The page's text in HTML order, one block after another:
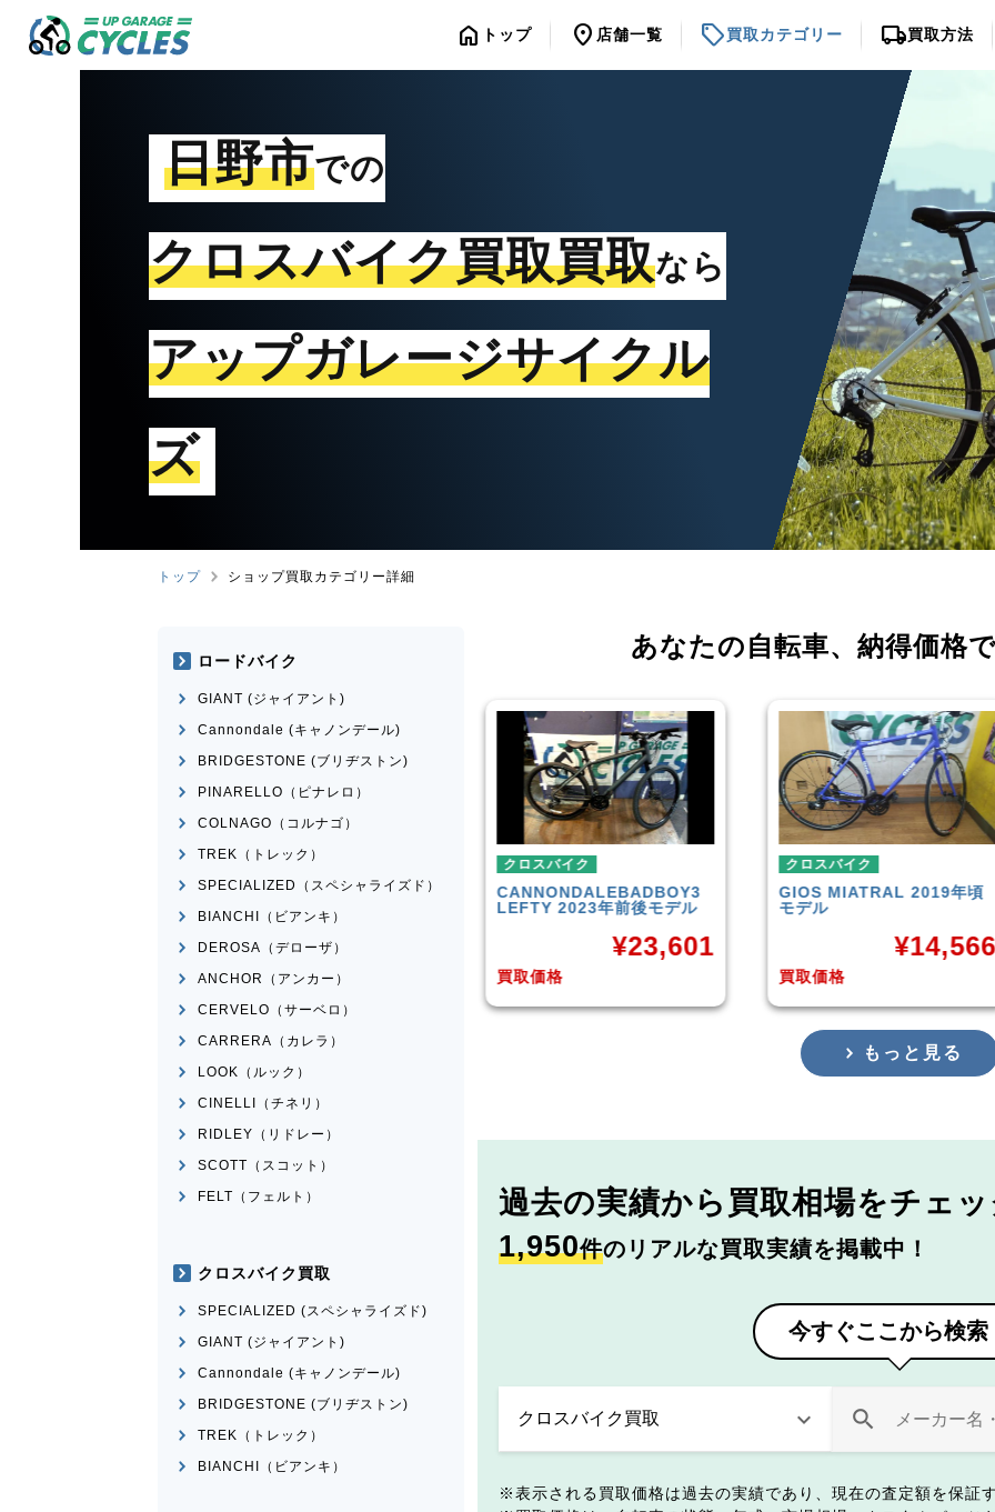
home トップ location_on 店舗一覧 sell買取カテゴリー local_shipping買取方法
日野市での
クロスバイク買取買取なら
アップガレージサイクル
ズ
トップ ショップ買取カテゴリー詳細
あなたの自転車、 納得価格
クロスバイク
CANNONDALEBADBOY3
LEFTY 2023年前後モデル
買取価格
¥
クロスバイク
GIOSMIATRAL 2019年頃
モデル
買取価格
¥14,566
クロスバイク
TREKFX3 Disc 2019年頃
モデル
買取価格
¥
もっと見る
過去の実績から 買取相場をチェ
1,950件のリアルな買取実績を掲載中！
今すぐここから検索
表示される買取価格は過去の実績であり、現在の査定額を保証
ロードバイク
GIANT (ジャイアント)
Cannondale (キャノンデール)
BRIDGESTONE (ブリヂストン)
PINARELLO（ピナレロ）
COLNAGO（コルナゴ）
TREK（トレック）
SPECIALIZED（スペシャライズド）
BIANCHI（ビアンキ）
DEROSA（デローザ）
ANCHOR（アンカー）
CERVELO（サーベロ）
CARRERA（カレラ）
LOOK（ルック）
CINELLI（チネリ）
RIDLEY（リドレー）
SCOTT（スコット）
FELT（フェルト）
クロスバイク買取
SPECIALIZED (スペシャライズド)
GIANT (ジャイアント)
Cannondale (キャノンデール)
BRIDGESTONE (ブリヂストン)
TREK（トレック）
BIANCHI（ビアンキ）